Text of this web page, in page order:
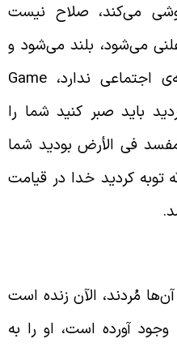
می‌کند، صلاح نیست
می‌شود، بلند می‌شود و
اجتماعی ندارد، Game
صبر کنید شما را
فی الأرض بودید شما
توبه کردید خدا در قیامت
مُردند، الآن زنده است
آورده است، او را به